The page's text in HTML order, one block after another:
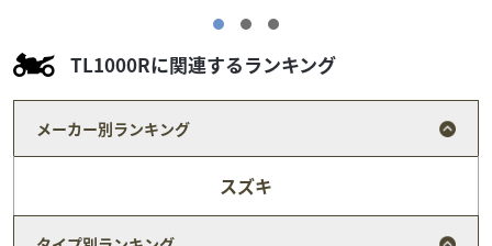
TL1000Rに関連するランキング
メーカー別ランキング
スズキ